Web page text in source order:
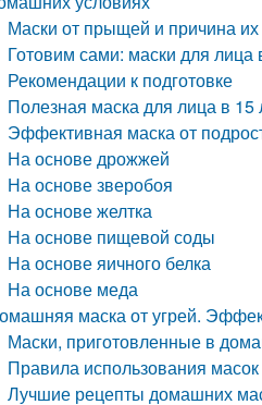
Маски от прыщей и причина их
Готовим сами: маски для
Рекомендации к подготовке
Полезная маска для лица в 15
Эффективная маска от
На основе дрожжей
На основе зверобоя
На основе желтка
На основе пищевой соды
На основе яичного белка
На основе меда
маска от угрей.
Маски, приготовленные в
Правила использования масок
Лучшие рецепты домашних